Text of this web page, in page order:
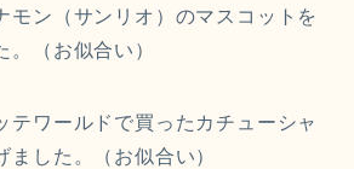
モン（サンリオ）のマスコットを
。（お似合い）
テワールドで買ったカチューシャ
ました。（お似合い）